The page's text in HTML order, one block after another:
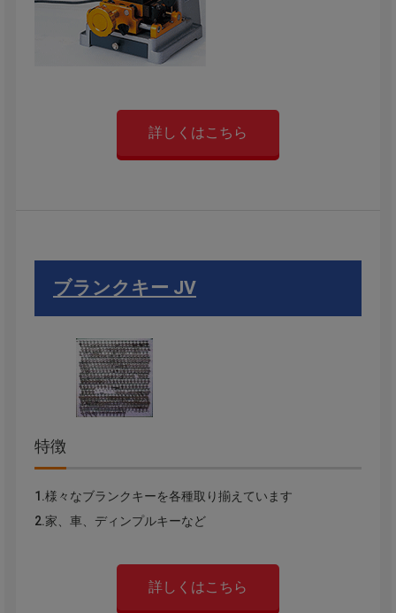
詳しくはこちら
ブランクキー JV
特徴
1.様々なブランクキーを各種取り揃えています
2.家、車、ディンプルキーなど
詳しくはこちら